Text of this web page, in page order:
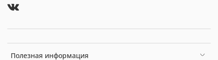
Полезная информация